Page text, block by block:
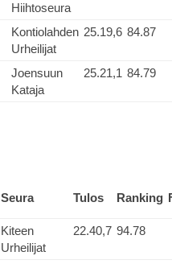
Hiihtoseura
Kontiolahden
Urheilijat
25.19,6 84.87
Joensuun
Kataja
25.21,1 84.79
Seura Tulos Ranking
Kiteen
Urheilijat
22.40,7 94.78